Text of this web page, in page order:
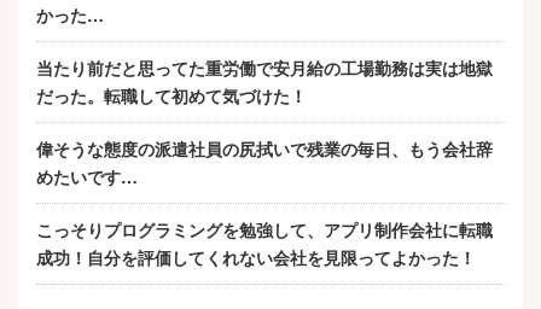
かった…
当たり前だと思ってた重労働で安月給の工場勤務は実は地獄
だった。転職して初めて気づけた！
偉そうな態度の派遣社員の尻拭いで残業の毎日、もう会社辞
めたいです…
こっそりプログラミングを勉強して、アプリ制作会社に転職
成功！自分を評価してくれない会社を見限ってよかった！